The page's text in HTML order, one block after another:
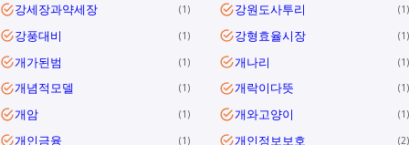
강세장과약세장 1 강원도사투리 1
강풍대비 1 강형효율시장 1
개가된범 1 개나리 1
개념적모델 1 개락이다뜻 1
개암 1 개와고양이 1
개인금융 1 개인정보보호 2